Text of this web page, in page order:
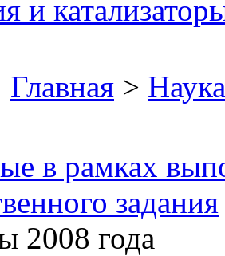
и
Главная > Наука
в рамках
задания
2008 года